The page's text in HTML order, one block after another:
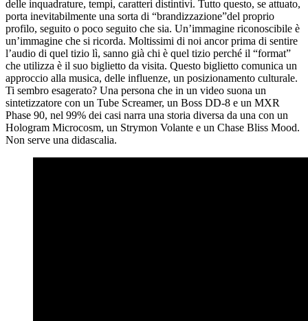
delle inquadrature, tempi, caratteri distintivi. Tutto questo, se attuato,
porta inevitabilmente una sorta di “brandizzazione”del proprio
profilo, seguito o poco seguito che sia. Un’immagine riconoscibile è
un’immagine che si ricorda. Moltissimi di noi ancor prima di sentire
l’audio di quel tizio lì, sanno già chi è quel tizio perché il “format”
che utilizza è il suo biglietto da visita. Questo biglietto comunica un
approccio alla musica, delle influenze, un posizionamento culturale.
Ti sembro esagerato? Una persona che in un video suona un
sintetizzatore con un Tube Screamer, un Boss DD-8 e un MXR
Phase 90, nel 99% dei casi narra una storia diversa da una con un
Hologram Microcosm, un Strymon Volante e un Chase Bliss Mood.
Non serve una didascalia.